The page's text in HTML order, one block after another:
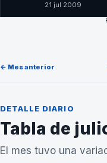
21 jul 2009
← Mes anterior
DETALLE DIARIO
Tabla de
El mes tuvo una